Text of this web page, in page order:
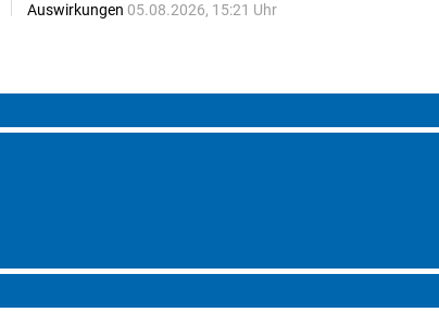
Auswirkungen 05.08.2026, 15:21 Uhr